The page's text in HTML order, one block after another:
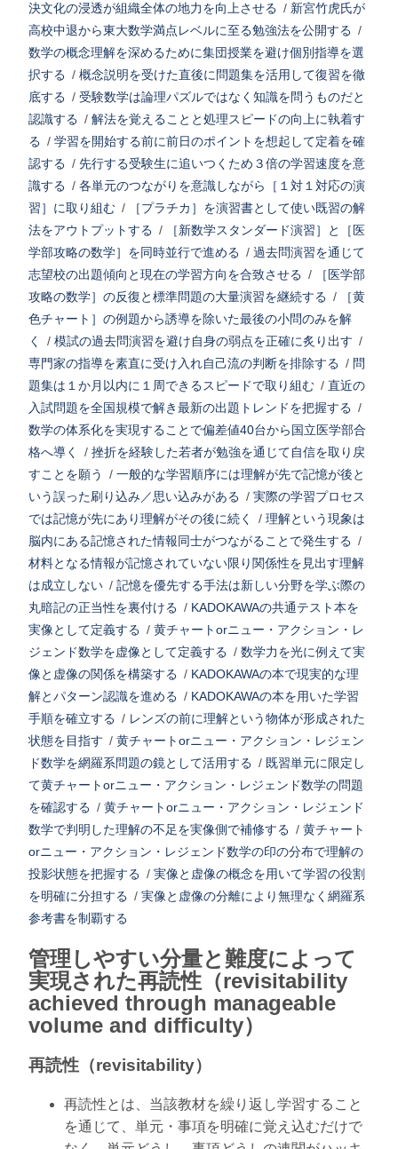
決文化の浸透が組織全体の地力を向上させる / 新宮竹虎氏が
高校中退から東大数学満点レベルに至る勉強法を公開する /
数学の概念理解を深めるために集団授業を避け個別指導を選
択する / 概念説明を受けた直後に問題集を活用して復習を徹
底する / 受験数学は論理パズルではなく知識を問うものだと
認識する / 解法を覚えることと処理スピードの向上に執着す
る / 学習を開始する前に前日のポイントを想起して定着を確
認する / 先行する受験生に追いつくため３倍の学習速度を意
識する / 各単元のつながりを意識しながら［１対１対応の演
習］に取り組む /
［プラチカ］を演習書として使い既習の解
法をアウトプットする /
［新数学スタンダード演習］と［医
学部攻略の数学］を同時並行で進める / 過去問演習を通じて
志望校の出題傾向と現在の学習方向を合致させる /
［医学部
攻略の数学］の反復と標準問題の大量演習を継続する /
［黄
色チャート］の例題から誘導を除いた最後の小問のみを解
く
/ 模試の過去問演習を避け自身の弱点を正確に炙り出す /
専門家の指導を素直に受け入れ自己流の判断を排除する / 問
題集は１か月以内に１周できるスピードで取り組む / 直近の
入試問題を全国規模で解き最新の出題トレンドを把握する /
数学の体系化を実現することで偏差値40台から国立医学部合
格へ導く
/ 挫折を経験した若者が勉強を通じて自信を取り戻
すことを願う
/ 一般的な学習順序には理解が先で記憶が後と
いう誤った刷り込み／思い込みがある / 実際の学習プロセス
では記憶が先にあり理解がその後に続く
/ 理解という現象は
脳内にある記憶された情報同士がつながることで発生する /
材料となる情報が記憶されていない限り関係性を見出す理解
は成立しない / 記憶を優先する手法は新しい分野を学ぶ際の
丸暗記の正当性を裏付ける / KADOKAWAの共通テスト本を
実像として定義する / 黄チャートorニュー・アクション・レ
ジェンド数学を虚像として定義する / 数学力を光に例えて実
像と虚像の関係を構築する / KADOKAWAの本で現実的な理
解とパターン認識を進める / KADOKAWAの本を用いた学習
手順を確立する / レンズの前に理解という物体が形成された
状態を目指す / 黄チャートorニュー・アクション・レジェン
ド数学を網羅系問題の鏡として活用する / 既習単元に限定し
て黄チャートorニュー・アクション・レジェンド数学の問題
を確認する / 黄チャートorニュー・アクション・レジェンド
数学で判明した理解の不足を実像側で補修する / 黄チャート
orニュー・アクション・レジェンド数学の印の分布で理解の
投影状態を把握する / 実像と虚像の概念を用いて学習の役割
を明確に分担する / 実像と虚像の分離により無理なく網羅系
参考書を制覇する
管理しやすい分量と難度によって
実現された再読性（revisitability
achieved through manageable
volume and difficulty）
再読性（revisitability）
再読性とは、当該教材を繰り返し学習すること
を通じて、単元・事項を明確に覚え込むだけで